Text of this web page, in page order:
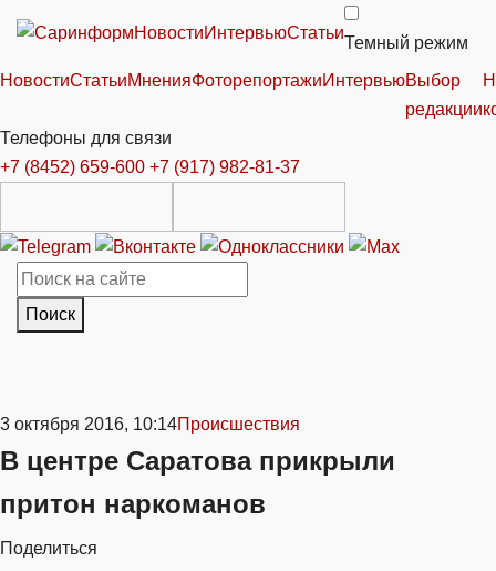
НовостиИнтервьюСтатьи
Темный режим
НовостиСтатьиМненияФоторепортажиИнтервьюВыбор
редакции
Телефоны для связи
+7 (8452) 659-600 +7 (917) 982-81-37
Поиск
3 октября 2016, 10:14Происшествия
В центре Саратова прикрыли
притон наркоманов
Поделиться